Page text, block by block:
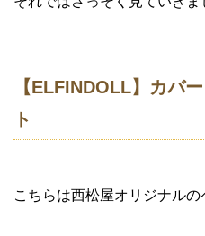
【ELFINDOLL】カバ
ト
こちらは西松屋オリジナルの